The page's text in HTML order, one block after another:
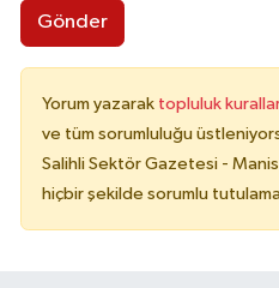
Gönder
Yorum yazarak topluluk
ve tüm sorumluluğu
Salihli Sektör Gazetesi -
hiçbir şekilde sorumlu